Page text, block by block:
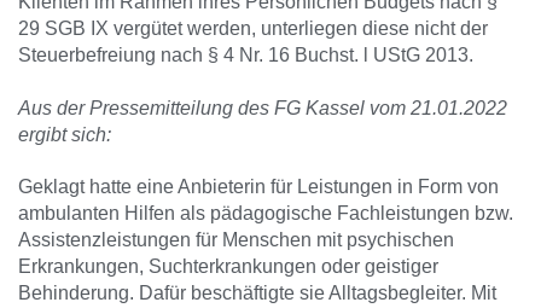
29 SGB IX vergütet werden, unterliegen diese nicht der
Steuerbefreiung nach § 4 Nr. 16 Buchst. l UStG 2013.
Aus der Pressemitteilung des FG Kassel vom 21.01.2022
ergibt sich:
Geklagt hatte eine Anbieterin für Leistungen in Form von
ambulanten Hilfen als pädagogische Fachleistungen bzw.
Assistenzleistungen für Menschen mit psychischen
Erkrankungen, Suchterkrankungen oder geistiger
Behinderung. Dafür beschäftigte sie Alltagsbegleiter. Mit